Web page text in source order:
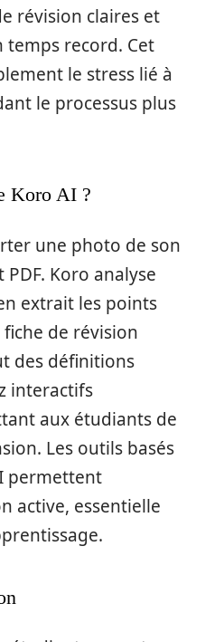
révision claires et
temps record. Cet
le stress lié à
le processus plus
Koro AI ?
une photo de son
Koro analyse
extrait les points
de révision
des définitions
interactifs
aux étudiants de
Les outils basés
permettent
active, essentielle